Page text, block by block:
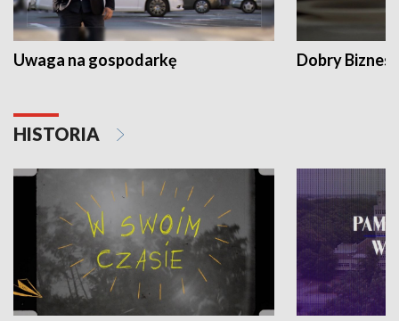
Uwaga na gospodarkę Dobry Biznes
HISTORIA